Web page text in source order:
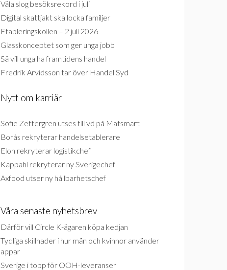
Väla slog besöksrekord i juli
Digital skattjakt ska locka familjer
Etableringskollen – 2 juli 2026
Glasskonceptet som ger unga jobb
Så vill unga ha framtidens handel
Fredrik Arvidsson tar över Handel Syd
Nytt om karriär
Sofie Zettergren utses till vd på Matsmart
Borås rekryterar handelsetablerare
Elon rekryterar logistikchef
Kappahl rekryterar ny Sverigechef
Axfood utser ny hållbarhetschef
Våra senaste nyhetsbrev
Därför vill Circle K-ägaren köpa kedjan
Tydliga skillnader i hur män och kvinnor använder
appar
Sverige i topp för OOH-leveranser